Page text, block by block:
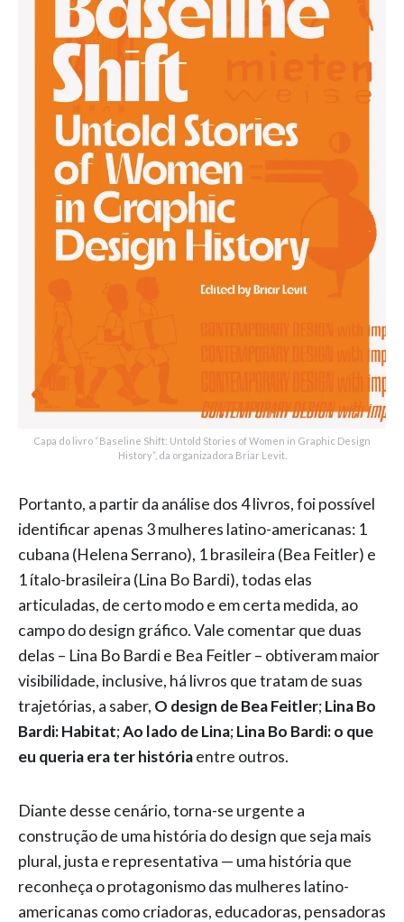
Capa do livro “Baseline Shift: Untold Stories of Women in Graphic Design
History”, da organizadora Briar Levit.
Portanto, a partir da análise dos 4 livros, foi possível
identificar apenas 3 mulheres latino-americanas: 1
cubana (Helena Serrano), 1 brasileira (Bea Feitler) e
1 ítalo-brasileira (Lina Bo Bardi), todas elas
articuladas, de certo modo e em certa medida, ao
campo do design gráfico. Vale comentar que duas
delas – Lina Bo Bardi e Bea Feitler – obtiveram maior
visibilidade, inclusive, há livros que tratam de suas
trajetórias, a saber, O design de Bea Feitler;Lina Bo
Bardi: Habitat;Ao lado de Lina;Lina Bo Bardi: o que
eu queria era ter históriaentre outros.
Diante desse cenário, torna-se urgente a
construção de uma história do design que seja mais
plural, justa e representativa — uma história que
reconheça o protagonismo das mulheres latino-
americanas como criadoras, educadoras, pensadoras